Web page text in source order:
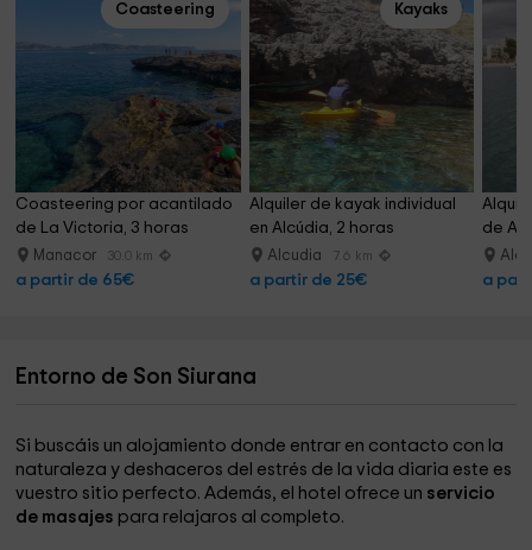
Coasteering
Coasteering por acantilado
de La Victoria, 3 horas
Manacor 30.0 km
a partir de 65€
Kayaks
Alquiler de kayak individual
en Alcúdia, 2 horas
Alcudia 7.6 km
a partir de 25€
de
a
Entorno de Son Siurana
Si buscáis un alojamiento donde entrar en contacto con la
naturaleza y deshaceros del estrés de la vida diaria este es
vuestro sitio perfecto. Además, el hotel ofrece un servicio
de masajes para relajaros al completo.